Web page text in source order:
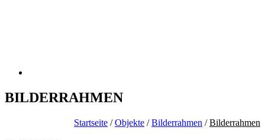
BILDERRAHMEN
Startseite /Objekte /Bilderrahmen /Bilderrahmen